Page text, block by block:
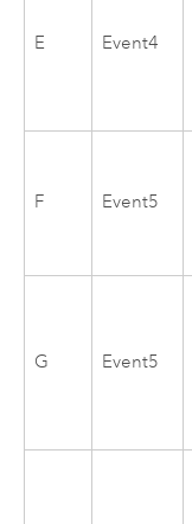
E Event4
F Event5
G Event5